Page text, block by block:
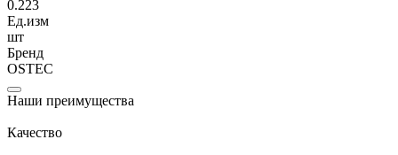
0.223
Ед.изм
шт
Бренд
OSTEC
Наши преимущества
Качество